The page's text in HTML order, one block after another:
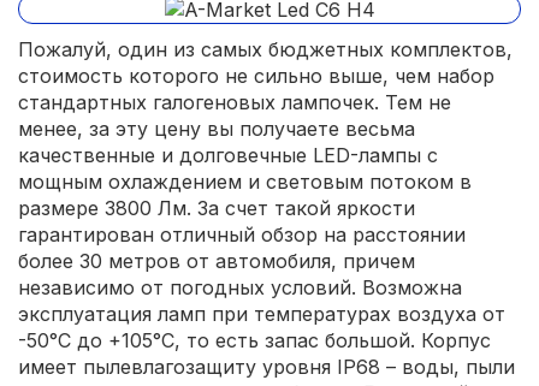
Пожалуй, один из самых бюджетных комплектов,
стоимость которого не сильно выше, чем набор
стандартных галогеновых лампочек. Тем не
менее, за эту цену вы получаете весьма
качественные и долговечные LED-лампы с
мощным охлаждением и световым потоком в
размере 3800 Лм. За счет такой яркости
гарантирован отличный обзор на расстоянии
более 30 метров от автомобиля, причем
независимо от погодных условий. Возможна
эксплуатация ламп при температурах воздуха от
-50°С до +105°С, то есть запас большой. Корпус
имеет пылевлагозащиту уровня IP68 – воды, пыли